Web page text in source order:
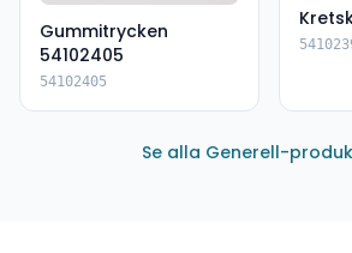
Gummitrycken
54102405
54102405
Se alla Generell-